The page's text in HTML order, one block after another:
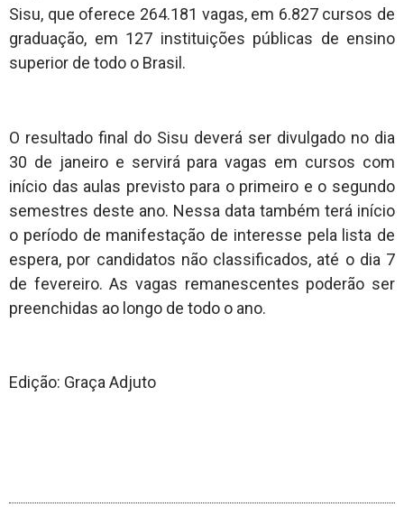
Sisu, que oferece 264.181 vagas, em 6.827 cursos de
graduação, em 127 instituições públicas de ensino
superior de todo o Brasil.
O resultado final do Sisu deverá ser divulgado no dia
30 de janeiro e servirá para vagas em cursos com
início das aulas previsto para o primeiro e o segundo
semestres deste ano. Nessa data também terá início
o período de manifestação de interesse pela lista de
espera, por candidatos não classificados, até o dia 7
de fevereiro. As vagas remanescentes poderão ser
preenchidas ao longo de todo o ano.
Edição: Graça Adjuto